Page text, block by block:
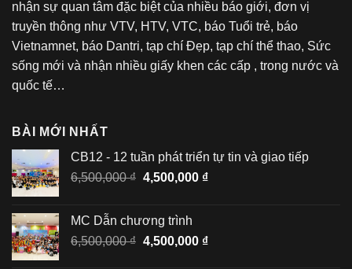
nhận sự quan tâm đặc biệt của nhiều báo giới, đơn vị
truyền thông như VTV, HTV, VTC, báo Tuổi trẻ, báo
Vietnamnet, báo Dantri, tạp chí Đẹp, tạp chí thể thao, Sức
sống mới và nhận nhiều giấy khen các cấp , trong nước và
quốc tế…
BÀI MỚI NHẤT
CB12 - 12 tuần phát triển tự tin và giao tiếp
6,500,000₫ Giá
6,500,000 ₫.
4,500,000 ₫Giá
4,500,000 ₫.
MC Dẫn chương trình
6,500,000₫ Giá
4,500,000 ₫Giá